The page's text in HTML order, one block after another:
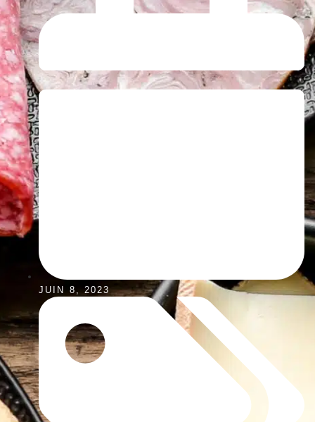
JUIN 8, 2023